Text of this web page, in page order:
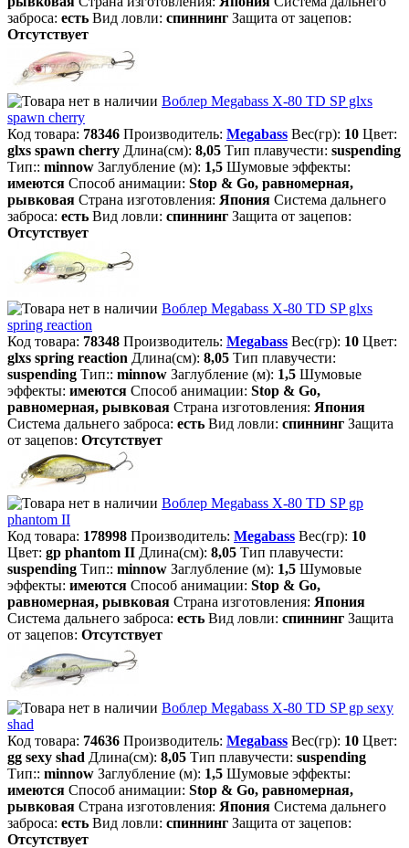
заброса: есть Вид ловли: спиннинг Защита от зацепов:
Отсутствует
Воблер Megabass X-80 TD SP glxs
spawn cherry
Код товара: 78346 Производитель: Megabass Вес(гр): 10 Цвет:
glxs spawn cherry Длина(см): 8,05 Тип плавучести: suspending
Тип:: minnow Заглубление (м): 1,5 Шумовые эффекты:
имеются Способ анимации: Stop & Go, равномерная,
рывковая Страна изготовления: Япония Система дальнего
заброса: есть Вид ловли: спиннинг Защита от зацепов:
Отсутствует
Воблер Megabass X-80 TD SP glxs
spring reaction
Код товара: 78348 Производитель: Megabass Вес(гр): 10 Цвет:
glxs spring reaction Длина(см): 8,05 Тип плавучести:
suspending Тип:: minnow Заглубление (м): 1,5 Шумовые
эффекты: имеются Способ анимации: Stop & Go,
равномерная, рывковая Страна изготовления: Япония
Система дальнего заброса: есть Вид ловли: спиннинг Защита
от зацепов: Отсутствует
Воблер Megabass X-80 TD SP gp
phantom II
Код товара: 178998 Производитель: Megabass Вес(гр): 10
Цвет: gp phantom II Длина(см): 8,05 Тип плавучести:
suspending Тип:: minnow Заглубление (м): 1,5 Шумовые
эффекты: имеются Способ анимации: Stop & Go,
равномерная, рывковая Страна изготовления: Япония
Система дальнего заброса: есть Вид ловли: спиннинг Защита
от зацепов: Отсутствует
Воблер Megabass X-80 TD SP gp sexy
shad
Код товара: 74636 Производитель: Megabass Вес(гр): 10 Цвет:
gg sexy shad Длина(см): 8,05 Тип плавучести: suspending
Тип:: minnow Заглубление (м): 1,5 Шумовые эффекты:
имеются Способ анимации: Stop & Go, равномерная,
рывковая Страна изготовления: Япония Система дальнего
заброса: есть Вид ловли: спиннинг Защита от зацепов:
Отсутствует